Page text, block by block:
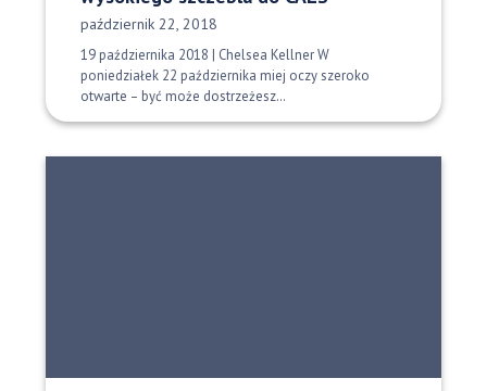
Data opublikowania:
październik 22, 2018
19 października 2018 | Chelsea Kellner W
poniedziałek 22 października miej oczy szeroko
otwarte – być może dostrzeżesz…